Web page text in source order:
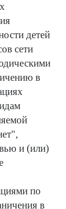
детей
сети
в
и (или)
по
в